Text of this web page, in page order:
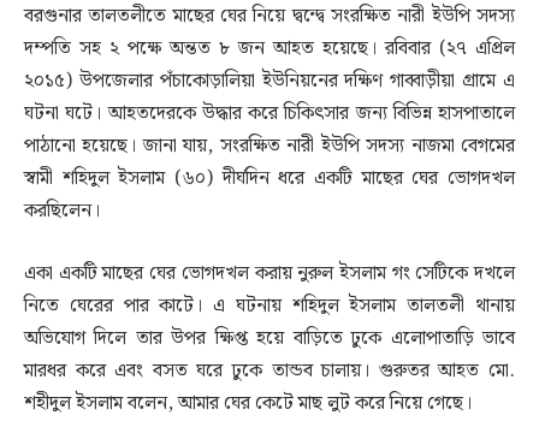
বরগুনার তালতলীতে মাছের ঘের নিয়ে দ্বন্দ্বে সংরক্ষিত নারী ইউপি সদস্য
দম্পতি সহ ২ পক্ষে অন্তত ৮ জন আহত হয়েছে। রবিবার (২৭ এপ্রিল
২০১৫) উপজেলার পঁচাকোড়ালিয়া ইউনিয়নের দক্ষিণ গাব্বাড়ীয়া গ্রামে এ
ঘটনা ঘটে। আহতদেরকে উদ্ধার করে চিকিৎসার জন্য বিভিন্ন হাসপাতালে
পাঠানো হয়েছে। জানা যায়, সংরক্ষিত নারী ইউপি সদস্য নাজমা বেগমের
স্বামী শহিদুল ইসলাম (৬০) দীর্ঘদিন ধরে একটি মাছের ঘের ভোগদখল
করছিলেন।
একা একটি মাছের ঘের ভোগদখল করায় নুরুল ইসলাম গং সেটিকে দখলে
নিতে ঘেরের পার কাটে। এ ঘটনায় শহিদুল ইসলাম তালতলী থানায়
অভিযোগ দিলে তার উপর ক্ষিপ্ত হয়ে বাড়িতে ঢুকে এলোপাতাড়ি ভাবে
মারধর করে এবং বসত ঘরে ঢুকে তান্ডব চালায়। গুরুতর আহত মো.
শহীদুল ইসলাম বলেন, আমার ঘের কেটে মাছ লুট করে নিয়ে গেছে।